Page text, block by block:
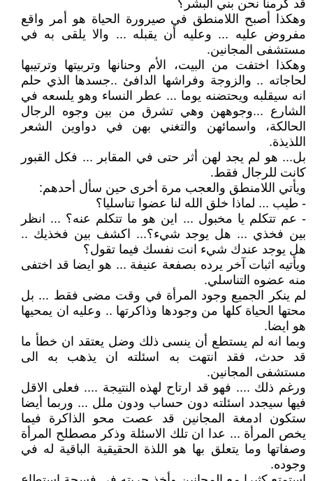
قد كرمنا نحن بني البشر؟
وهكذا أصبح اللامنطق في صيرورة الحياة هو أمر واقع
مفروض عليه ... وعليه أن يقبله ... والا يلقى به في
مستشفى المجانين.
وهكذا اختفت من البيت، الأم وحنانها وتربيتها وترتيبها
لحاجاته .. والزوجة وفراشها الدافئ ..جسدها الذي حلم
انه سيقلبه ويحتضنه يوما ... عطر النساء وهو يلسعه في
الشارع ...وجوههن وهي تشرق من بين وجوه الرجال
الحالكة، واسمائهن والتغني بهن في دواوين الشعر
اللذيذة.
بل... هو لم يجد لهن أثر حتى في المقابر ... فكل القبور
كانت للرجال فقط.
ويأتي اللامنطق والعجب مرة أخرى حين سأل أحدهم:
- طيب ... لماذا خلق الله لنا عضوا تناسليا؟
- عم تتكلم يا مخبول ... اين هو ما تتكلم عنه؟ ... انظر
بين فخذي ... هل يوجد شيء؟... اكشف بين فخذيك ..
هل يوجد عندك شيء انت نفسك فيما تقول؟
ويأتيه اثبات آخر يرده بصفعة عنيفة ... هو ايضا قد اختفى
منه عضوه التناسلي.
لم ينكر الجميع وجود المرأة في وقت مضى فقط ... بل
محتها الحياة كلها من وجودها وذاكرتها .. وعليه ان يمحيها
هو ايضا.
وبما انه لم يستطع أن ينسى ذلك وضل يعتقد ان خطأ ما
قد حدث، فقد انتهت به اسئلته ان يذهب به الى
مستشفى المجانين.
ورغم ذلك .... فهو قد ارتاح لهذه النتيجة .... فعلى الاقل
فيها سيجدد اسئلته دون حساب ودون ملل ... وربما أيضا
ستكون ادمغة المجانين قد عصت محو الذاكرة فيما
يخص المرأة ... عدا ان تلك الاسئلة وذكر مصطلح المرأة
وصفاتها وما يتعلق بها هو اللذة الحقيقية الباقية له في
وجوده.